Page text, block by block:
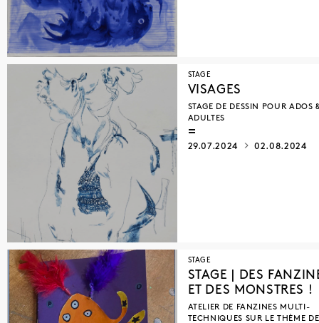
STAGE
VISAGES
STAGE DE DESSIN POUR ADOS
ADULTES
29.07.2024 02.08.2024
STAGE
STAGE | DES
ET DES MONSTRES !
ATELIER DE FANZINES MULTI-
TECHNIQUES SUR LE THÈME